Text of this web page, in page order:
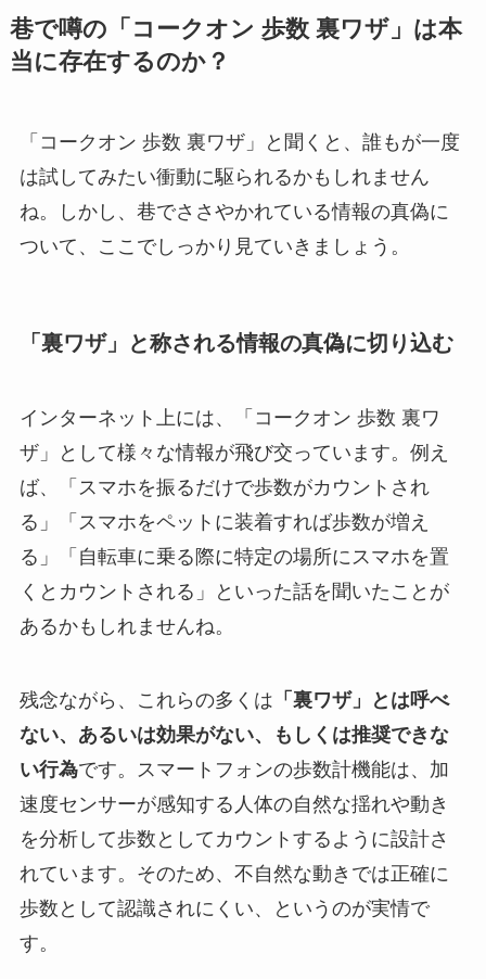
巷で噂の「コークオン 歩数 裏ワザ」は本
当に存在するのか？
「コークオン 歩数 裏ワザ」と聞くと、誰もが一度
は試してみたい衝動に駆られるかもしれません
ね。しかし、巷でささやかれている情報の真偽に
ついて、ここでしっかり見ていきましょう。
「裏ワザ」と称される情報の真偽に切り込む
インターネット上には、「コークオン 歩数 裏ワ
ザ」として様々な情報が飛び交っています。例え
ば、「スマホを振るだけで歩数がカウントされ
る」「スマホをペットに装着すれば歩数が増え
る」「自転車に乗る際に特定の場所にスマホを置
くとカウントされる」といった話を聞いたことが
あるかもしれませんね。
残念ながら、これらの多くは 「裏ワザ」とは呼べ
ない、あるいは効果がない、もしくは推奨できな
い行為です。スマートフォンの歩数計機能は、加
速度センサーが感知する人体の自然な揺れや動き
を分析して歩数としてカウントするように設計さ
れています。そのため、不自然な動きでは正確に
歩数として認識されにくい、というのが実情で
す。